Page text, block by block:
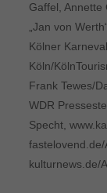
Gaffel, Annette
„Jan von
Kölner
Köln/
Frank Tewes/
WDR
Specht,
kulturnews.de/